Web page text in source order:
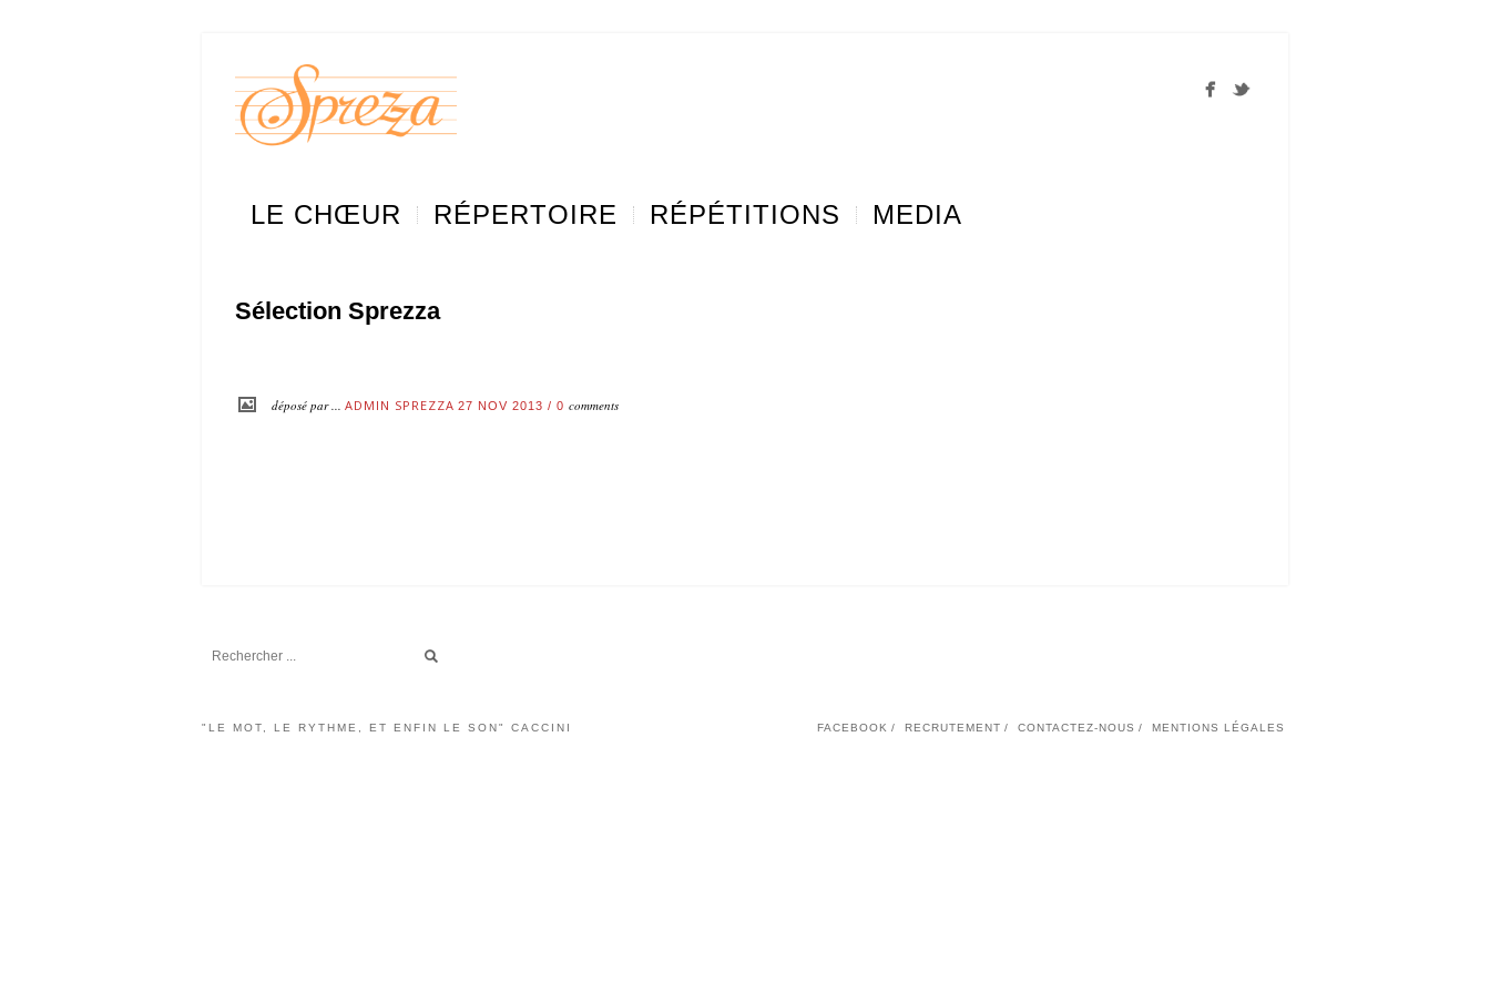
LE CHŒUR RÉPERTOIRE RÉPÉTITIONS MEDIA
Sélection Sprezza
déposé par ... ADMIN SPREZZA 27 NOV 2013 / 0 comments
"LE MOT, LE RYTHME, ET ENFIN LE SON" CACCINI FACEBOOK RECRUTEMENT CONTACTEZ-NOUS MENTIONS LÉGALES